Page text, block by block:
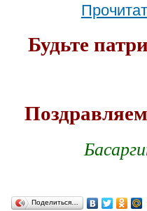
Будьте
Поделиться…